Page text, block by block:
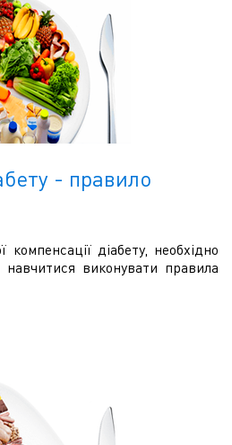
- правило
діабету, необхідно
навчитися виконувати правила